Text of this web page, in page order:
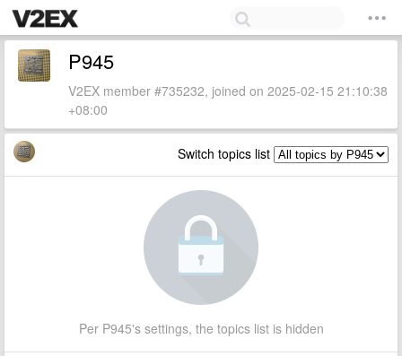
P945
V2EX member #735232, joined on 2025-02-15 21:10:38
+08:00
Switch topics list
Per P945's settings, the topics list is hidden